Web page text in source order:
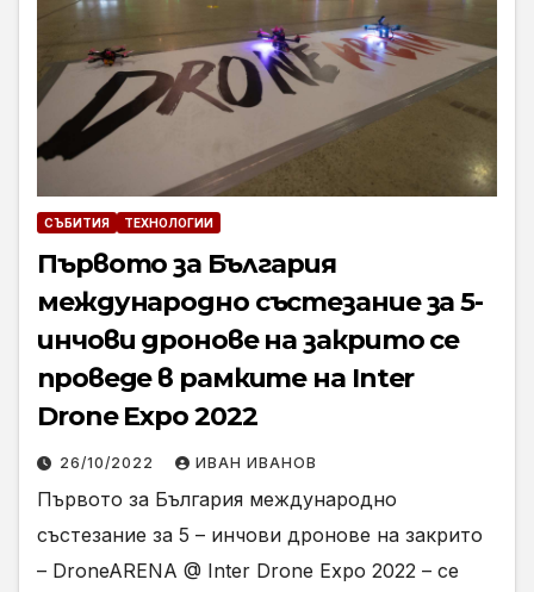
СЪБИТИЯ ТЕХНОЛОГИИ
Първото за България
международно състезание за 5-
инчови дронове на закрито се
проведе в рамките на Inter
Drone Expo 2022
26/10/2022 ИВАН ИВАНОВ
Първото за България международно
състезание за 5 – инчови дронове на закрито
– DroneARENA @ Inter Drone Expo 2022 – се